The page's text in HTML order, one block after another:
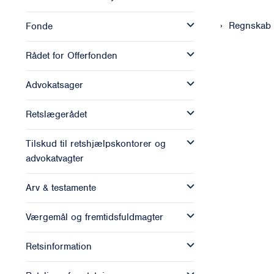
Fonde
Rådet for Offerfonden
Advokatsager
Retslægerådet
Tilskud til retshjælpskontorer og
advokatvagter
Arv & testamente
Værgemål og fremtidsfuldmagter
Retsinformation
Regnskab